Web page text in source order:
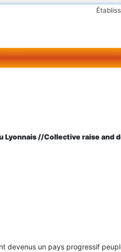
//Collective raise and
devenus un pays progressif